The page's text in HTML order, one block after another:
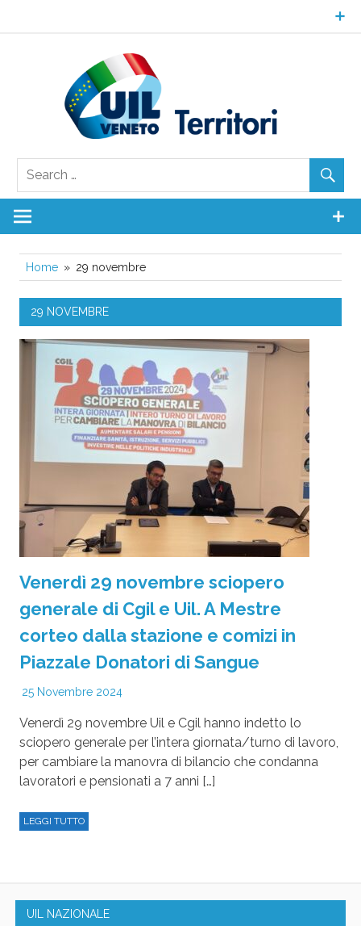
Home 29 novembre
29 NOVEMBRE
Venerdì 29 novembre sciopero
generale di Cgil e Uil. A Mestre
corteo dalla stazione e comizi in
Piazzale Donatori di Sangue
25 Novembre 2024
Venerdì 29 novembre Uil e Cgil hanno indetto lo
sciopero generale per l’intera giornata/turno di lavoro,
per cambiare la manovra di bilancio che condanna
lavoratori e pensionati a 7 anni […]
LEGGI TUTTO
UIL NAZIONALE